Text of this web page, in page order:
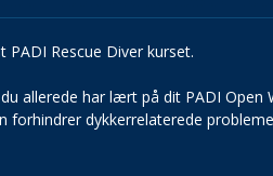
Rescue Diver kurset.
allerede har lært på dit PADI Open
forhindrer dykkerrelaterede